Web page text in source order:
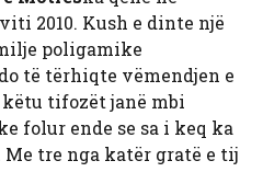
2010. Kush e dinte një
poligamike
të tërhiqte vëmendjen e
tifozët janë mbi
folur ende se sa i keq ka
tre nga katër gratë e tij